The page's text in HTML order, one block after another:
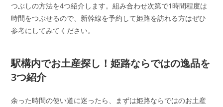
つぶしの方法を4つ紹介します。組み合わせ次第で1時間程度は
時間をつぶせるので、新幹線を予約して姫路を訪れる方はぜひ
参考にしてみてください。
駅構内でお土産探し！姫路ならではの逸品を
3つ紹介
余った時間の使い道に迷ったら、まずは姫路ならではのお土産